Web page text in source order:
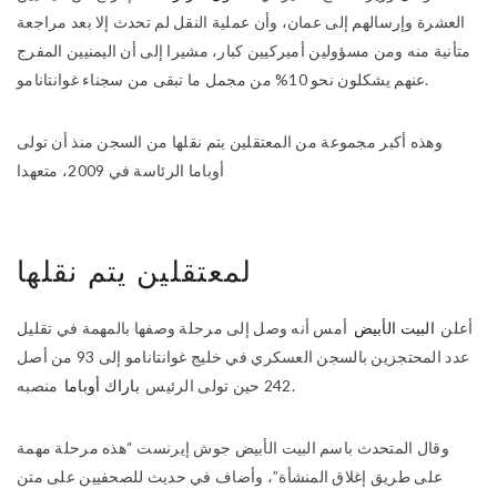
العشرة وإرسالهم إلى عمان، وأن عملية النقل لم تحدث إلا بعد مراجعة
متأنية منه ومن مسؤولين أميركيين كبار، مشيرا إلى أن اليمنيين المفرج
عنهم يشكلون نحو 10% من مجمل ما تبقى من سجناء غوانتانامو.
وهذه أكبر مجموعة من المعتقلين يتم نقلها من السجن منذ أن تولى
أوباما الرئاسة في 2009، متعهدا
لمعتقلين يتم نقلها
أعلن البيت الأبيض أمس أنه وصل إلى مرحلة وصفها بالمهمة في تقليل
عدد المحتجزين بالسجن العسكري في خليج غوانتانامو إلى 93 من أصل
242 حين تولى الرئيس
باراك أوباما منصبه.
وقال المتحدث باسم البيت الأبيض جوش إيرنست “هذه مرحلة مهمة
على طريق إغلاق المنشأة”، وأضاف في حديث للصحفيين على متن